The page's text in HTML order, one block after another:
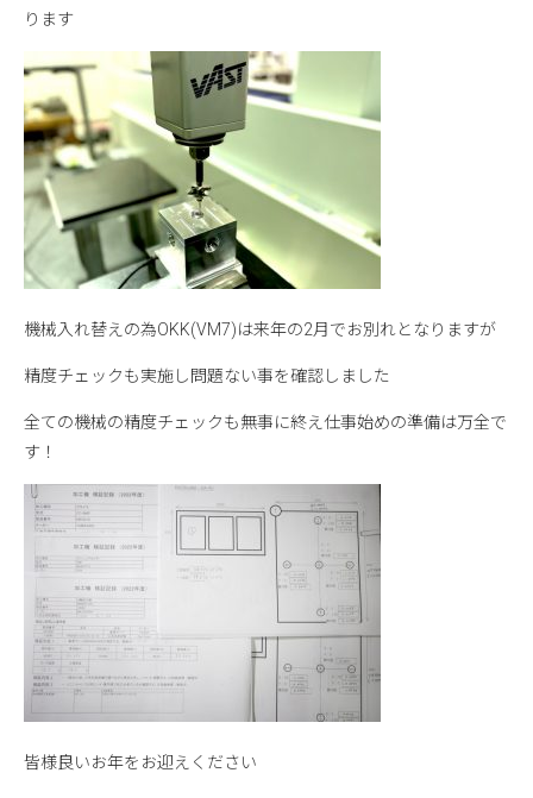
ります
機械入れ替えの為OKK(VM7)は来年の2月でお別れとなりますが
精度チェックも実施し問題ない事を確認しました
全ての機械の精度チェックも無事に終え仕事始めの準備は万全で
す！
皆様良いお年をお迎えください